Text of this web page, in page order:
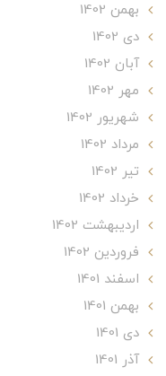
بهمن 1402
دی 1402
آبان 1402
مهر 1402
شهریور 1402
مرداد 1402
تير 1402
خرداد 1402
ارديبهشت 1402
فروردین 1402
اسفند 1401
بهمن 1401
دی 1401
آذر 1401